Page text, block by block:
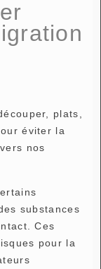
plats,
éviter la
nos
substances
Ces
pour la